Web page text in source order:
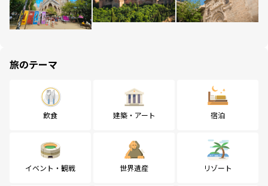
旅のテーマ
飲食 建築・アート 宿泊
イベント・観戦 世界遺産 リゾート